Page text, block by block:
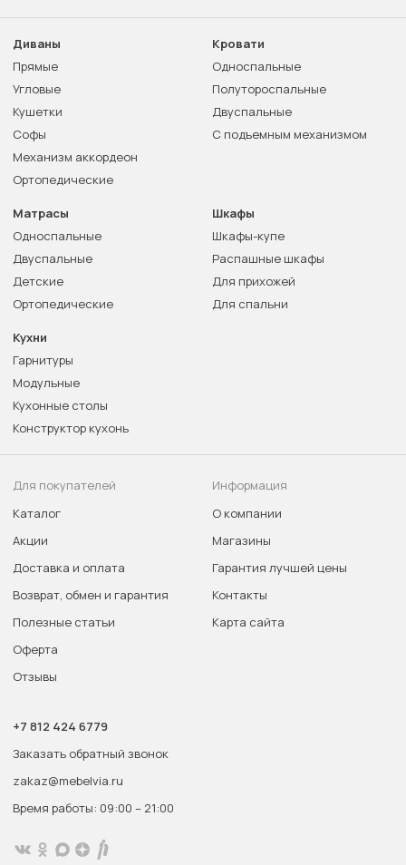
Диваны
Прямые
Угловые
Кушетки
Софы
Механизм аккордеон
Ортопедические
Кровати
Односпальные
Полутороспальные
Двуспальные
С подъемным механизмом
Матрасы
Односпальные
Двуспальные
Детские
Ортопедические
Шкафы
Шкафы-купе
Распашные шкафы
Для прихожей
Для спальни
Кухни
Гарнитуры
Модульные
Кухонные столы
Конструктор кухонь
Для покупателей
Каталог
Акции
Доставка и оплата
Возврат, обмен и гарантия
Полезные статьи
Оферта
Отзывы
Информация
О компании
Магазины
Гарантия лучшей цены
Контакты
Карта сайта
+7 812 424 6779
Заказать обратный звонок
zakaz@mebelvia.ru
Время работы: 09:00 – 21:00